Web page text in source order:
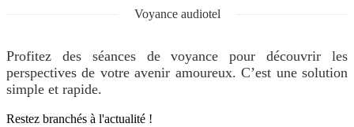
Voyance audiotel
Profitez des séances de voyance pour découvrir les
perspectives de votre avenir amoureux. C’est une solution
simple et rapide.
Restez branchés à l'actualité !